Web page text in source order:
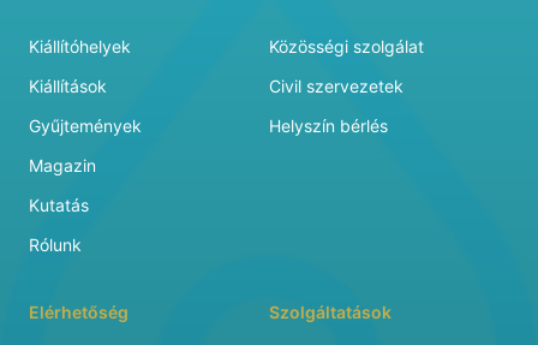
Kiállítóhelyek
Kiállítások
Gyűjtemények
Magazin
Kutatás
Rólunk
Közösségi szolgálat
Civil szervezetek
Helyszín bérlés
Elérhetőség Szolgáltatások